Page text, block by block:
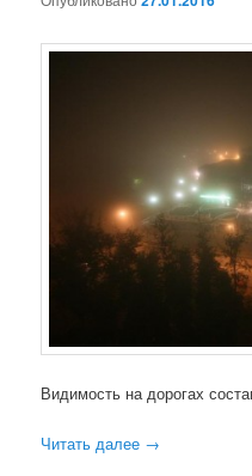
Видимость на дорогах
Читать далее →